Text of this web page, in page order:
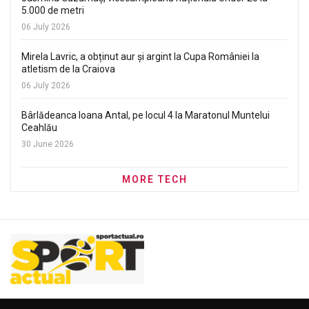
5.000 de metri
06 July 2026
Mirela Lavric, a obținut aur și argint la Cupa României la
atletism de la Craiova
06 July 2026
Bârlădeanca Ioana Antal, pe locul 4 la Maratonul Muntelui
Ceahlău
30 June 2026
MORE TECH